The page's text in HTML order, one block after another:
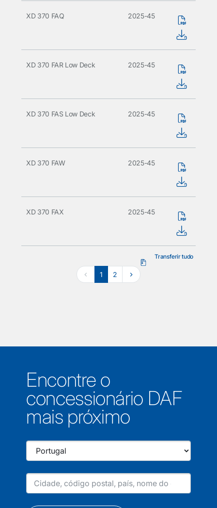
XD 370 FAQ 2025-45
XD 370 FAR Low Deck 2025-45
XD 370 FAS Low Deck 2025-45
XD 370 FAW 2025-45
XD 370 FAX 2025-45
1 2
Transferir tudo
Encontre o
concessionário DAF
mais próximo